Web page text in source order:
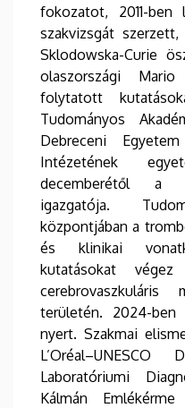
fokozatot, 2011-ben
szakvizsgát
Sklodowska-Curie
olaszországi
folytatott
Tudományos
Debreceni
Intézetének
decemberétől a
igazgatója.
központjában a
és klinikai
kutatásokat
cerebrovaszkuláris
területén. 2024-
nyert. Szakmai
Laboratóriumi
Kálmán